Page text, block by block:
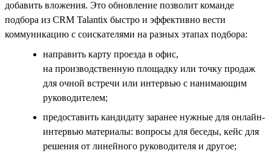
добавить вложения. Это обновление позволит команде
подбора из CRM Talantix быстро и эффективно вести
коммуникацию с соискателями на разных этапах подбора:
направить карту проезда в офис,
на производственную площадку или точку продаж
для очной встречи или интервью с нанимающим
руководителем;
предоставить кандидату заранее нужные для онлайн-
интервью материалы: вопросы для беседы, кейс для
решения от линейного руководителя и другое;